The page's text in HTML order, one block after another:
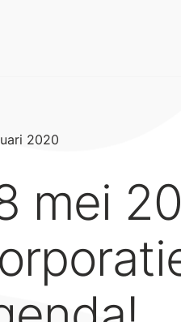
2020
mei